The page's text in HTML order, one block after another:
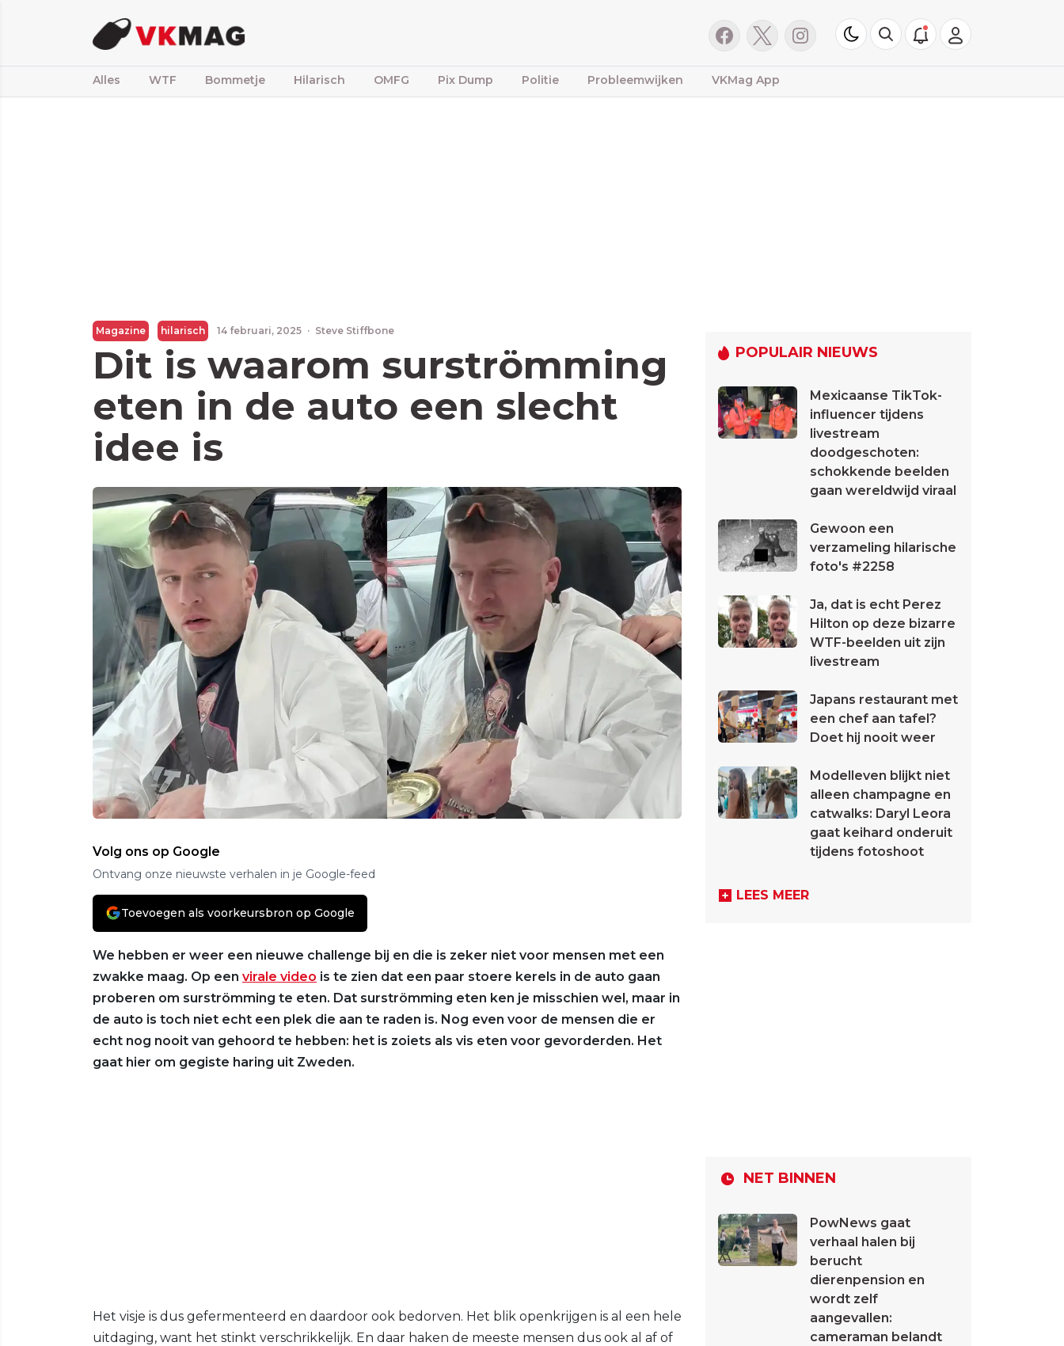
Alles WTF Bommetje Hilarisch OMFG Pix Dump Politie Probleemwijken VKMag App
Magazine hilarisch 14 februari, 2025 · Steve Stiffbone
Dit is waarom surströmming
eten in de auto een slecht
idee is
Volg ons op Google
Ontvang onze nieuwste verhalen in je Google-feed
Toevoegen als voorkeursbron op Google
We hebben er weer een nieuwe challenge bij en die is zeker niet voor mensen met een
zwakke maag. Op een virale video is te zien dat een paar stoere kerels in de auto gaan
proberen om surströmming te eten. Dat surströmming eten ken je misschien wel, maar in
de auto is toch niet echt een plek die aan te raden is. Nog even voor de mensen die er
echt nog nooit van gehoord te hebben: het is zoiets als vis eten voor gevorderden. Het
gaat hier om gegiste haring uit Zweden.
Het visje is dus gefermenteerd en daardoor ook bedorven. Het blik openkrijgen is al een hele
uitdaging, want het stinkt verschrikkelijk. En daar haken de meeste mensen dus ook al af of
POPULAIR NIEUWS
Mexicaanse TikTok-
influencer tijdens
livestream
doodgeschoten:
schokkende beelden
gaan wereldwijd viraal
Gewoon een
verzameling hilarische
foto's #2258
Ja, dat is echt Perez
Hilton op deze bizarre
WTF-beelden uit zijn
livestream
Japans restaurant met
een chef aan tafel?
Doet hij nooit weer
Modelleven blijkt niet
alleen champagne en
catwalks: Daryl Leora
gaat keihard onderuit
tijdens fotoshoot
LEES MEER
NET BINNEN
PowNews gaat
verhaal halen bij
berucht
dierenpension en
wordt zelf
aangevallen:
cameraman belandt